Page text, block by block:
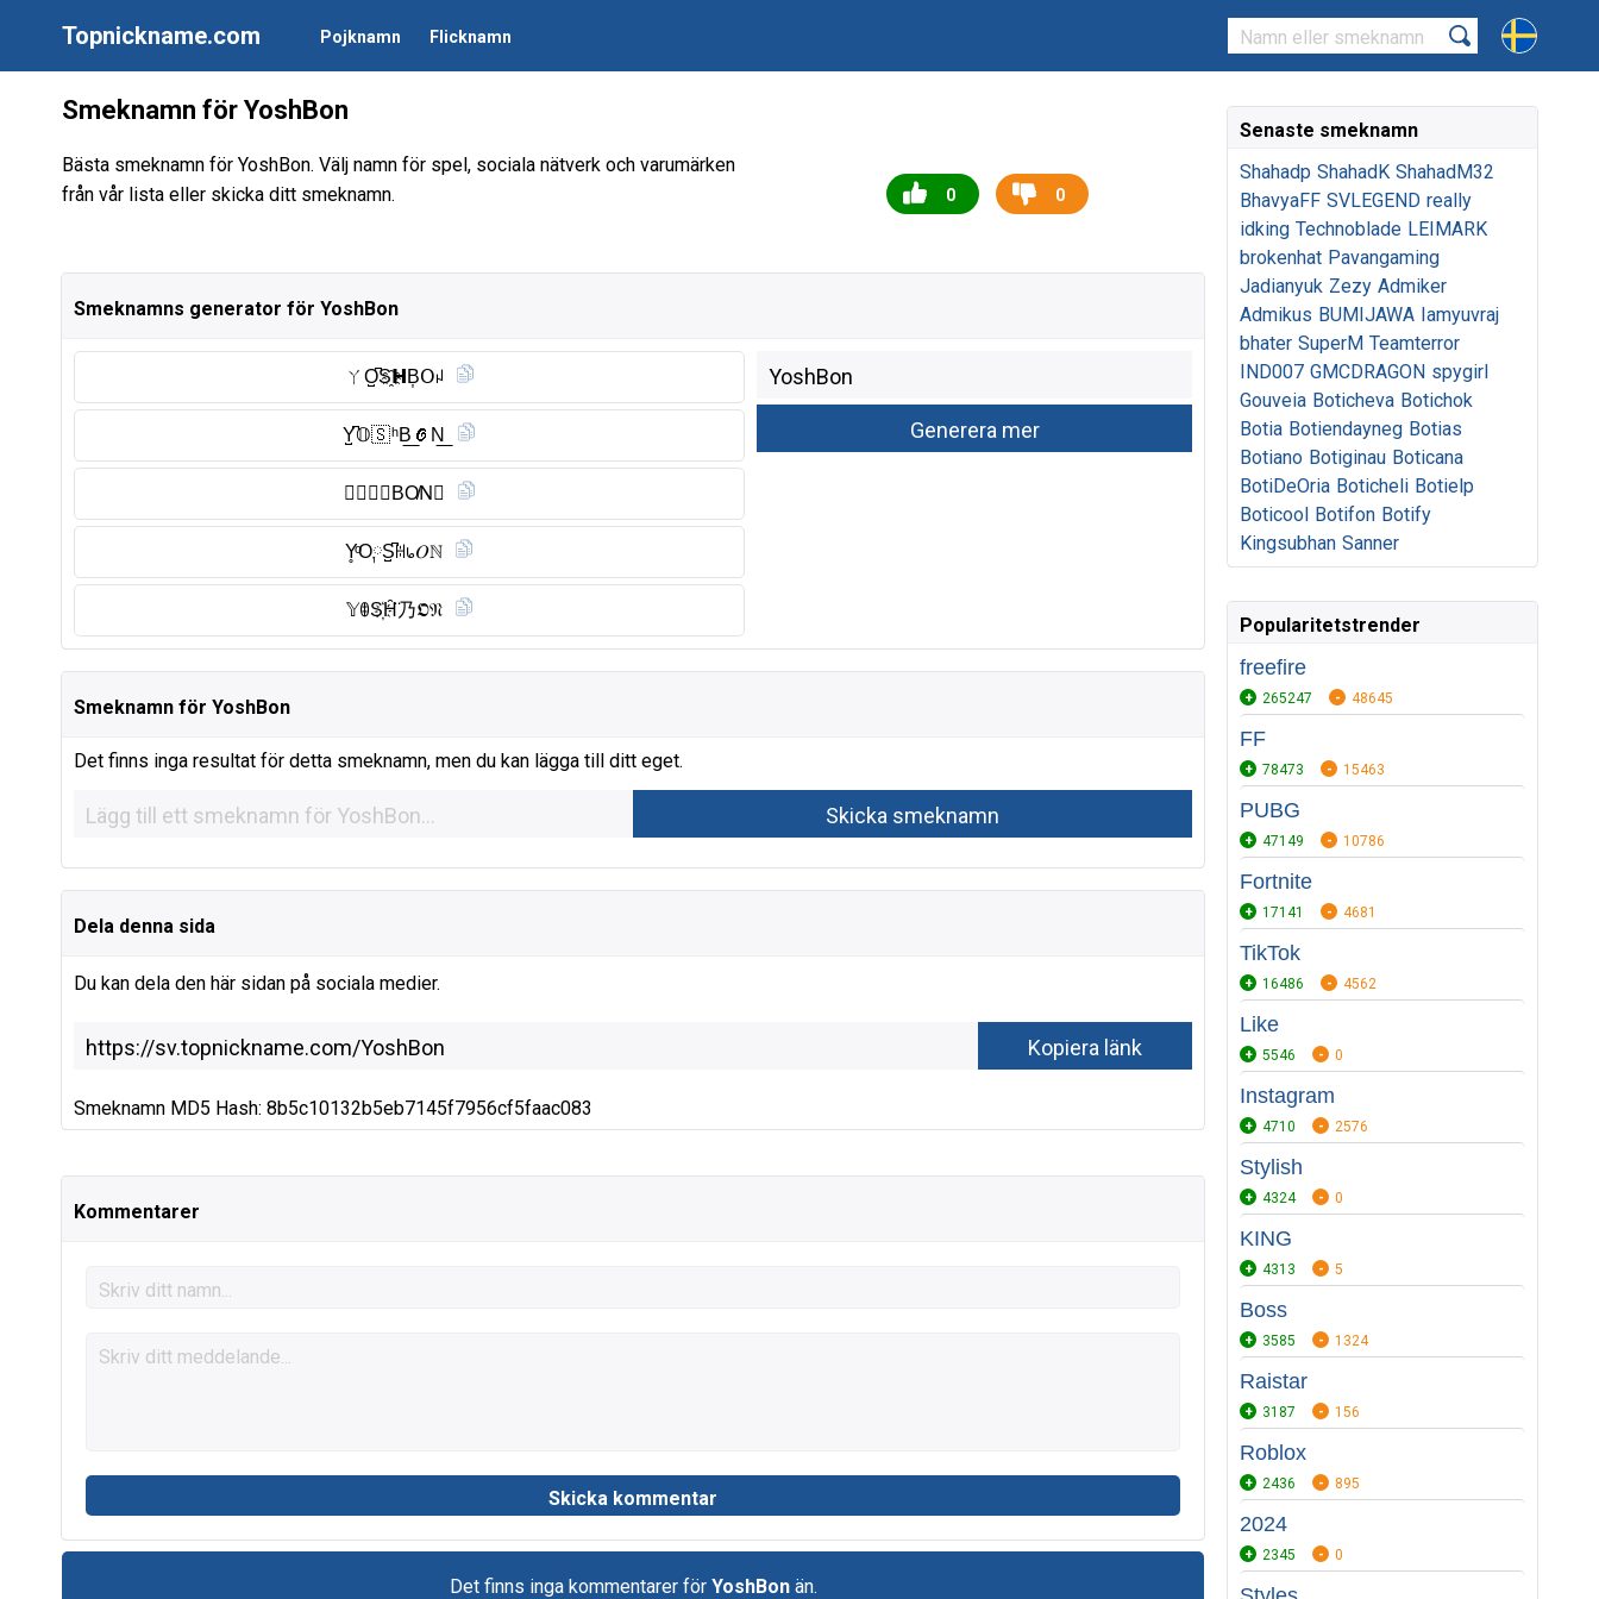
Topnickname.com Pojknamn Flicknamn
Smeknamn för YoshBon
Bästa smeknamn för YoshBon. Välj namn för spel, sociala nätverk och varumärken
från vår lista eller skicka ditt smeknamn.
0 0
Smeknamns generator för YoshBon
ㄚO̺͆S҈𝗛B͎𝖮ꈤ
Y̺͆𝕆🇸 ʰB͟𝓞N͟
𝖄🄾🆂︎🅷︎BO̸N⃠
Y̥ͦO༙S̺͆ꀍ᥇𝑂ℕ
𝕐ꂦS҉H̑̈乃𝕺𝔑
Smeknamn för YoshBon
Det finns inga resultat för detta smeknamn, men du kan lägga till ditt eget.
Dela denna sida
Du kan dela den här sidan på sociala medier.
Smeknamn MD5 Hash: 8b5c10132b5eb7145f7956cf5faac083
Kommentarer
Det finns inga kommentarer för YoshBonän.
Senaste smeknamn
Shahadp ShahadK ShahadM32
BhavyaFF SVLEGEND really
idking Technoblade LEIMARK
brokenhat Pavangaming
Jadianyuk Zezy Admiker
Admikus BUMIJAWA Iamyuvraj
bhater SuperM Teamterror
IND007 GMCDRAGON spygirl
Gouveia Boticheva Botichok
Botia Botiendayneg Botias
Botiano Botiginau Boticana
BotiDeOria Boticheli Botielp
Boticool Botifon Botify
Kingsubhan Sanner
Popularitetstrender
freefire
265247 48645
FF
78473 15463
PUBG
47149 10786
Fortnite
17141 4681
TikTok
16486 4562
Like
5546 0
Instagram
4710 2576
Stylish
4324 0
KING
4313 5
Boss
3585 1324
Raistar
3187 156
Roblox
2436 895
2024
2345 0